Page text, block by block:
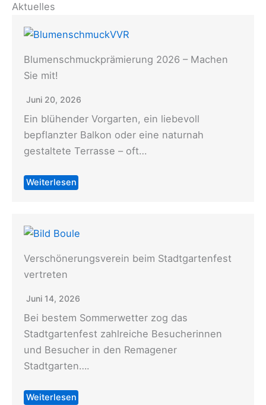
Aktuelles
Blumenschmuckprämierung 2026 – Machen
Sie mit!
Juni 20, 2026
Ein blühender Vorgarten, ein liebevoll
bepflanzter Balkon oder eine naturnah
gestaltete Terrasse – oft…
Weiterlesen
Verschönerungsverein beim Stadtgartenfest
vertreten
Juni 14, 2026
Bei bestem Sommerwetter zog das
Stadtgartenfest zahlreiche Besucherinnen
und Besucher in den Remagener
Stadtgarten….
Weiterlesen